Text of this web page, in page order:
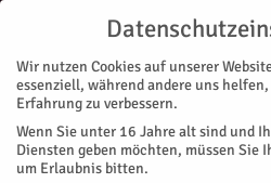
Start
Wir nutzen Cookies auf unserer
essenziell, während andere uns
Erfahrung zu verbessern.
Wenn Sie unter 16 Jahre alt sind und
Diensten geben möchten, müssen Sie
um Erlaubnis bitten.